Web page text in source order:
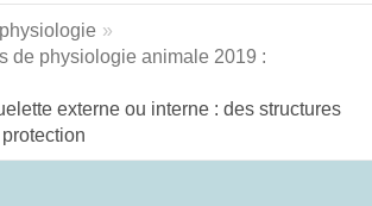
de physiologie animale 2019 :
externe ou interne : des structures